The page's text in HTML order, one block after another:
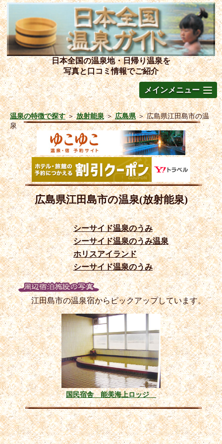
日本全国の温泉地・日帰り温泉を
写真と口コミ情報でご紹介
メインメニュー
温泉の特徴で探す＞放射能泉＞広島県＞広島県江田島市の温
泉
広島県江田島市の温泉(放射能泉)
シーサイド温泉のうみ
シーサイド温泉のうみ温泉
ホリスアイランド
シーサイド温泉のうみ
江田島市の温泉宿からピックアップしています。
国民宿舎 能美海上ロッジ